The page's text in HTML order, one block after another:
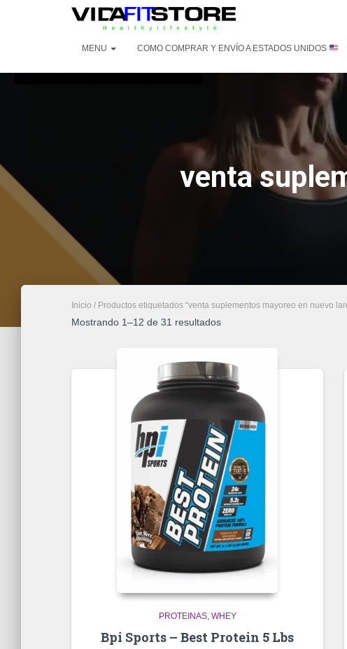
MENU COMO COMPRAR Y ENVÍO A ESTADOS UNIDOS
venta
Inicio / Productos etiquetados “venta suplementos mayoreo en nuevo
Mostrando 1–12 de 31 resultados
PROTEINAS WHEY
Bpi Sports – Best Protein 5 Lbs